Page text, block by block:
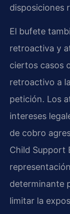
disposiciones
El bufete
retroactiva y
ciertos casos
retroactivo a
petición. Los
intereses
de cobro
Child Support
determinante
limitar la